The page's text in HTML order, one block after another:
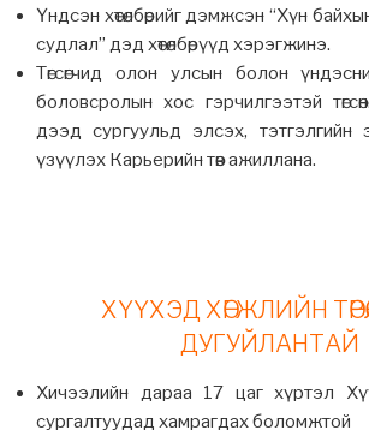
Үндсэн хөтөлбөрийг дэмжсэн “Хүн
судлал” дэд хөтөлбөрүүд хэрэгжинэ.
Төгсөгчид олон улсын болон
боловсролын хос гэрчилгээтэй
дээд сургуульд элсэх, тэтгэлгийн
үзүүлэх Карьерийн төв ажиллана.
ХҮҮХЭД ХӨГЖЛИЙН
ДУГУЙЛАНТАЙ
Хичээлийн дараа 17 цаг хүртэл
сургалтуудад хамрагдах боломжтой